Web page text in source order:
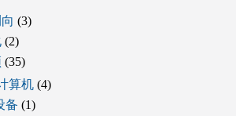
(3)
(2)
(35)
算机 (4)
备 (1)